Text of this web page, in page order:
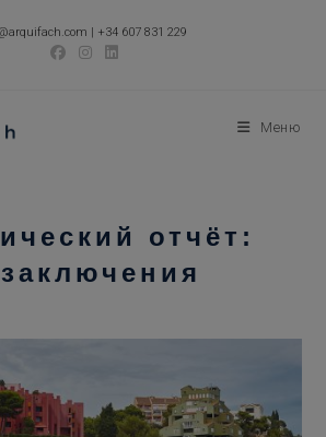
| +34 607 831 229
Меню
отчёт: